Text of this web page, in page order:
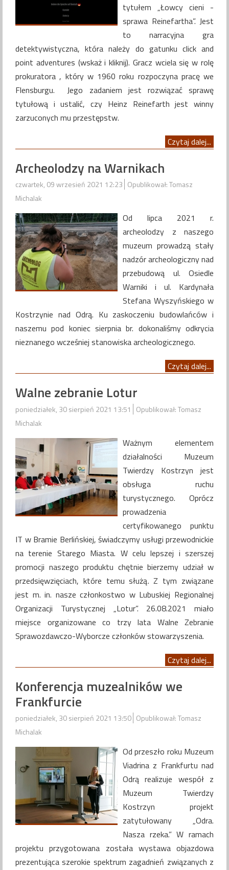
tytułem „Łowcy cieni -
sprawa Reinefartha”. Jest
to narracyjna gra
detektywistyczna, która należy do gatunku click and
point adventures (wskaż i kliknij). Gracz wciela się w rolę
prokuratora , który w 1960 roku rozpoczyna pracę we
Flensburgu. Jego zadaniem jest rozwiązać sprawę
tytułową i ustalić, czy Heinz Reinefarth jest winny
zarzuconych mu przestępstw.
Czytaj dalej...
Archeolodzy na Warnikach
czwartek, 09 wrzesień 2021 12:23 Opublikował: Tomasz
Michalak
Od lipca 2021 r.
archeolodzy z naszego
muzeum prowadzą stały
nadzór archeologiczny nad
przebudową ul. Osiedle
Warniki i ul. Kardynała
Stefana Wyszyńskiego w
Kostrzynie nad Odrą. Ku zaskoczeniu budowlańców i
naszemu pod koniec sierpnia br. dokonaliśmy odkrycia
nieznanego wcześniej stanowiska archeologicznego.
Czytaj dalej...
Walne zebranie Lotur
poniedziałek, 30 sierpień 2021 13:51
Opublikował: Tomasz
Michalak
Ważnym elementem
działalności Muzeum
Twierdzy Kostrzyn jest
obsługa ruchu
turystycznego. Oprócz
prowadzenia
certyfikowanego punktu
IT w Bramie Berlińskiej, świadczymy usługi przewodnickie
na terenie Starego Miasta. W celu lepszej i szerszej
promocji naszego produktu chętnie bierzemy udział w
przedsięwzięciach, które temu służą. Z tym związane
jest m. in. nasze członkostwo w Lubuskiej Regionalnej
Organizacji Turystycznej „Lotur”. 26.08.2021 miało
miejsce organizowane co trzy lata Walne Zebranie
Sprawozdawczo-Wyborcze członków stowarzyszenia.
Czytaj dalej...
Konferencja muzealników we
Frankfurcie
poniedziałek, 30 sierpień 2021 13:50 Opublikował: Tomasz
Michalak
Od przeszło roku Muzeum
Viadrina z Frankfurtu nad
Odrą realizuje wespół z
Muzeum Twierdzy
Kostrzyn projekt
zatytułowany „Odra.
Nasza rzeka.” W ramach
projektu przygotowana została wystawa objazdowa
prezentująca szerokie spektrum zagadnień związanych z